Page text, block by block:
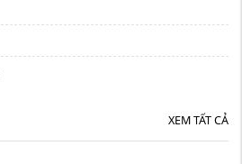
XEM TẤT CẢ